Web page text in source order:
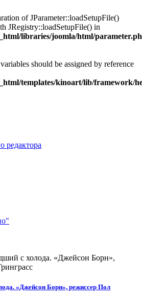
of JParameter::loadSetupFile()
JRegistry::loadSetupFile() in
libraries/joomla/html/
should be assigned by reference
templates/kinoart/lib/framework/
редактора
с холода. «Джейсон Борн»,
«Джейсон Борн», режиссер Пол